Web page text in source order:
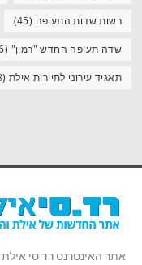
רשות שדות התעופה (45)
שדה תעופה החדש "רמון" (56)
תאגיד עירוני לתיירות אילת (38)
אתר האינטרנט רד סי